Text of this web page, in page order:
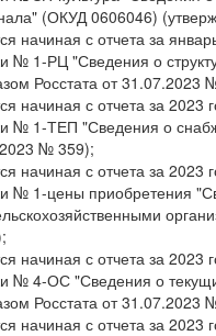
(ОКУД 0606046)
начиная с отчета за
№ 1-РЦ "Сведения о
Росстата от 31.07.2023
начиная с отчета за 2023
№ 1-ТЕП "Сведения о
№ 359);
начиная с отчета за 2023
№ 1-цены приобретения
начиная с отчета за 2023
№ 4-ОС "Сведения о
Росстата от 31.07.2023
начиная с отчета за 2023